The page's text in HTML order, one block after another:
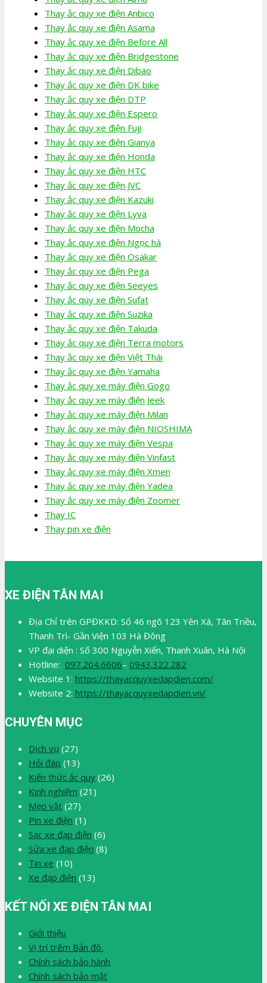
Thay ắc quy xe điện Anbico
Thay ắc quy xe điện Asama
Thay ắc quy xe điện Before All
Thay ắc quy xe điện Bridgestone
Thay ắc quy xe điện Dibao
Thay ắc quy xe điện DK bike
Thay ắc quy xe điện DTP
Thay ắc quy xe điện Espero
Thay ắc quy xe điện Fuji
Thay ắc quy xe điện Gianya
Thay ắc quy xe điện Honda
Thay ắc quy xe điện HTC
Thay ắc quy xe điện JVC
Thay ắc quy xe điện Kazuki
Thay ắc quy xe điện Lyva
Thay ắc quy xe điện Mocha
Thay ắc quy xe điện Ngọc hà
Thay ắc quy xe điện Osakar
Thay ắc quy xe điện Pega
Thay ắc quy xe điện Seeyes
Thay ắc quy xe điện Sufat
Thay ắc quy xe điện Suzika
Thay ắc quy xe điện Takuda
Thay ắc quy xe điện Terra motors
Thay ắc quy xe điện Việt Thái
Thay ắc quy xe điện Yamaha
Thay ắc quy xe máy điện Gogo
Thay ắc quy xe máy điện Jeek
Thay ắc quy xe máy điện Milan
Thay ắc quy xe máy điện NIOSHIMA
Thay ắc quy xe máy điện Vespa
Thay ắc quy xe máy điện Vinfast
Thay ắc quy xe máy điện Xmen
Thay ắc quy xe máy điện Yadea
Thay ắc quy xe máy điện Zoomer
Thay IC
Thay pin xe điện
XE ĐIỆN TÂN MAI
Địa Chỉ trên GPĐKKD: Số 46 ngõ 123 Yên Xá, Tân Triều,
Thanh Trì- Gần Viện 103 Hà Đông
VP đại diện : Số 300 Nguyễn Xiển, Thanh Xuân, Hà Nội
Hotline: 097.204.6606– 0943.322.282
Website 1: https://thayacquyxedapdien.com/
Website 2: https://thayacquyxedapdien.vn/
CHUYÊN MỤC
Dịch vụ (27)
Hỏi đáp (13)
Kiến thức ắc quy (26)
Kinh nghiệm (21)
Mẹo vặt (27)
Pin xe điện (1)
Sạc xe đạp điện (6)
Sửa xe đạp điện (8)
Tin xe (10)
Xe đạp điện (13)
KẾT NỐI XE ĐIỆN TÂN MAI
Giới thiệu
Vị trí trêm Bản đồ
Chính sách bảo hành
Chính sách bảo mật